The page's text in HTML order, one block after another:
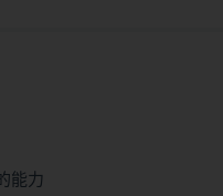
能力